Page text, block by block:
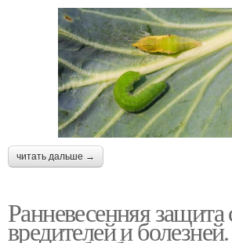
читать дальше →
Ранневесенняя защита
вредителей и